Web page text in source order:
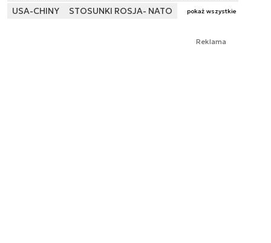
USA-CHINY
STOSUNKI ROSJA- NATO pokaż wszystkie
Reklama